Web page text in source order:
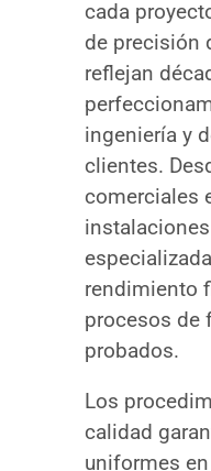
cada
de precisión
reflejan
ingeniería y
clientes.
comerciales
rendimiento
procesos de
probados.
Los
calidad
uniformes